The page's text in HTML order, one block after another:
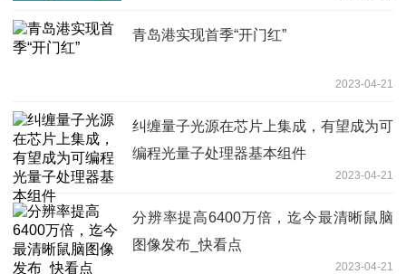
青岛港实现首季“开门红”
2023-04-21
纠缠量子光源在芯片上集成，有望成为可
编程光量子处理器基本组件
2023-04-21
分辨率提高6400万倍，迄今最清晰鼠脑
图像发布_快看点
2023-04-21